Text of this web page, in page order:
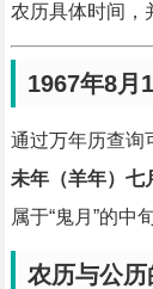
农历具体时间，
1967年8月
通过万年历查询
未年（羊年）七
属于“鬼月”的中
农历与公历